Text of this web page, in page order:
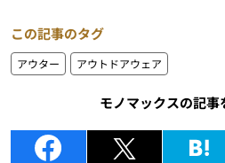
この記事のタグ
アウター アウトドアウェア
モノマックスの記事